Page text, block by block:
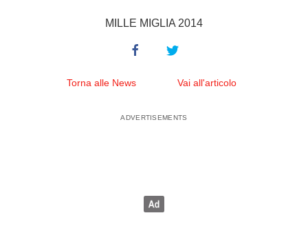
MILLE MIGLIA 2014
Torna alle News Vai all'articolo